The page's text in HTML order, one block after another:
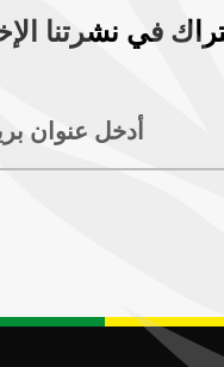
في نشرتنا
أدخل عنوان